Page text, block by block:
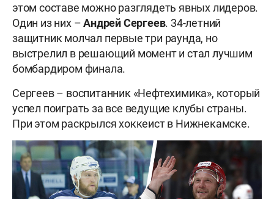
этом составе можно разглядеть явных лидеров.
Один из них –Андрей Сергеев. 34-летний
защитник молчал первые три раунда, но
выстрелил в решающий момент и стал лучшим
бомбардиром финала.
Сергеев – воспитанник «Нефтехимика», который
успел поиграть за все ведущие клубы страны.
При этом раскрылся хоккеист в Нижнекамске.